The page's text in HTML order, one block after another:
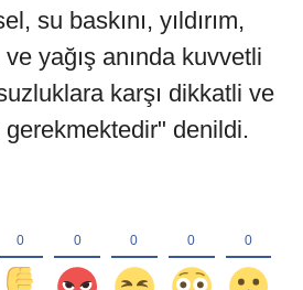
su baskını, yıldırım,
yağış anında kuvvetli
karşı dikkatli ve
gerekmektedir" denildi.